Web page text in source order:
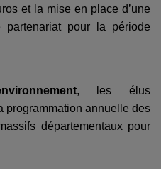
et la mise en place d’une
partenariat pour la période
, les élus
programmation annuelle des
départementaux pour